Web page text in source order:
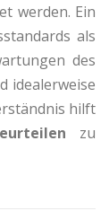
werden. Ein
als
des
idealerweise
hilft
zu